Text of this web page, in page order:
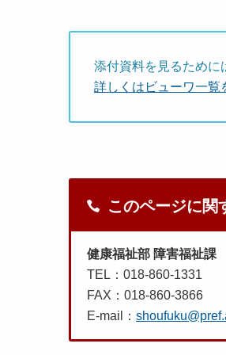
添付資料を見るために
詳しくはビューワ一覧
このページに関
健康福祉部 障害福祉課
TEL：018-860-1331
FAX：018-860-3866
E-mail：